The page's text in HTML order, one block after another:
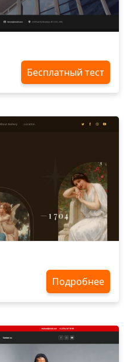
Бесплатный тест
Подробнее